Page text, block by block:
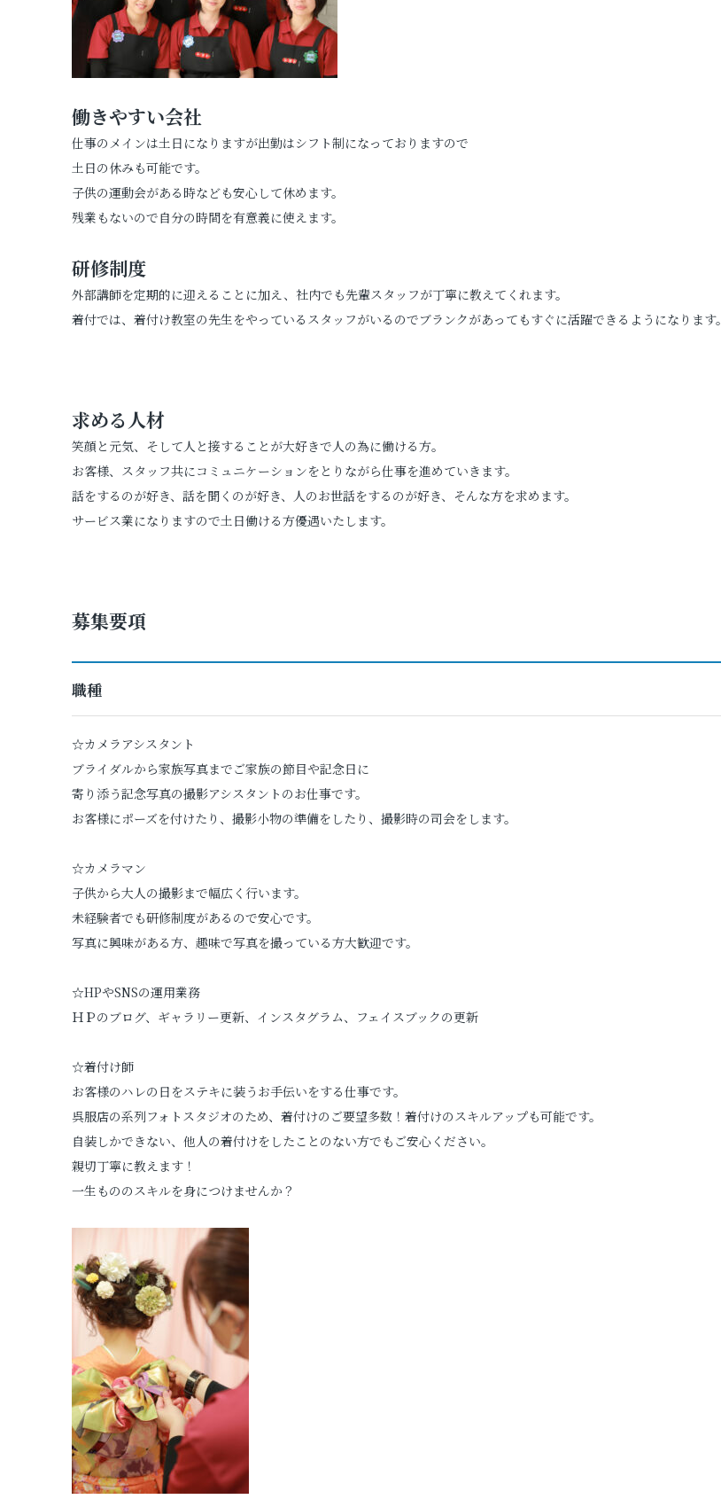
働きやすい会社
仕事のメインは土日になりますが出勤はシフト制になっておりますので
土日の休みも可能です。
子供の運動会がある時なども安心して休めます。
残業もないので自分の時間を有意義に使えます。
研修制度
外部講師を定期的に迎えることに加え、社内でも先輩スタッフが丁寧に教えてくれます。
着付では、着付け教室の先生をやっているスタッフがいるのでブランクがあってもすぐに活躍できるようになります。
求める人材
笑顔と元気、そして人と接することが大好きで人の為に働ける方。
お客様、スタッフ共にコミュニケーションをとりながら仕事を進めていきます。
話をするのが好き、話を聞くのが好き、人のお世話をするのが好き、そんな方を求めます。
サービス業になりますので土日働ける方優遇いたします。
募集要項
職種
☆カメラアシスタント
ブライダルから家族写真までご家族の節目や記念日に
寄り添う記念写真の撮影アシスタントのお仕事です。
お客様にポーズを付けたり、撮影小物の準備をしたり、撮影時の司会をします。
☆カメラマン
子供から大人の撮影まで幅広く行います。
未経験者でも研修制度があるので安心です。
写真に興味がある方、趣味で写真を撮っている方大歓迎です。
☆HPやSNSの運用業務
ＨＰのブログ、ギャラリー更新、インスタグラム、フェイスブックの更新
☆着付け師
お客様のハレの日をステキに装うお手伝いをする仕事です。
呉服店の系列フォトスタジオのため、着付けのご要望多数！着付けのスキルアップも可能です。
自装しかできない、他人の着付けをしたことのない方でもご安心ください。
親切丁寧に教えます！
一生もののスキルを身につけませんか？